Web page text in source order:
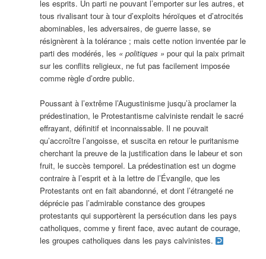
les esprits. Un parti ne pouvant l’emporter sur les autres, et
tous rivalisant tour à tour d’exploits héroïques et d’atrocités
abominables, les adversaires, de guerre lasse, se
résignèrent à la tolérance ; mais cette notion inventée par le
parti des modérés, les « politiques » pour qui la paix primait
sur les conflits religieux, ne fut pas facilement imposée
comme règle d’ordre public.
Poussant à l’extrême l’Augustinisme jusqu’à proclamer la
prédestination, le Protestantisme calviniste rendait le sacré
effrayant, définitif et inconnaissable. Il ne pouvait
qu’accroître l’angoisse, et suscita en retour le puritanisme
cherchant la preuve de la justification dans le labeur et son
fruit, le succès temporel. La prédestination est un dogme
contraire à l’esprit et à la lettre de l’Évangile, que les
Protestants ont en fait abandonné, et dont l’étrangeté ne
déprécie pas l’admirable constance des groupes
protestants qui supportèrent la persécution dans les pays
catholiques, comme y firent face, avec autant de courage,
les groupes catholiques dans les pays calvinistes.